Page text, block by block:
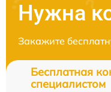
Нужна
Закажите
Бесплатная
специалистом